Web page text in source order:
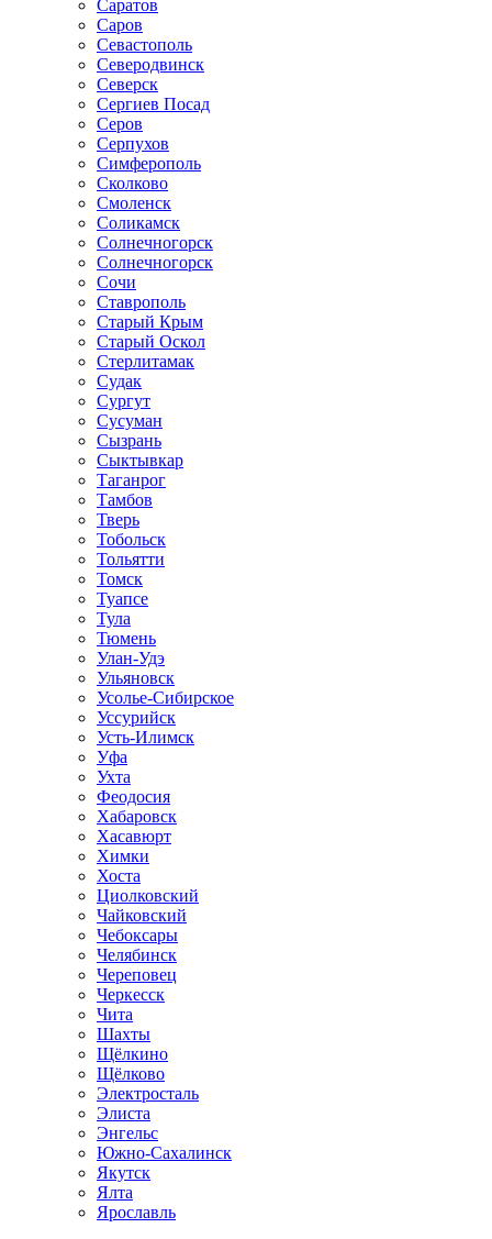
Саратов
Саров
Севастополь
Северодвинск
Северск
Сергиев Посад
Серов
Серпухов
Симферополь
Сколково
Смоленск
Соликамск
Солнечногорск
Солнечногорск
Сочи
Ставрополь
Старый Крым
Старый Оскол
Стерлитамак
Судак
Сургут
Сусуман
Сызрань
Сыктывкар
Таганрог
Тамбов
Тверь
Тобольск
Тольятти
Томск
Туапсе
Тула
Тюмень
Улан-Удэ
Ульяновск
Усолье-Сибирское
Уссурийск
Усть-Илимск
Уфа
Ухта
Феодосия
Хабаровск
Хасавюрт
Химки
Хоста
Циолковский
Чайковский
Чебоксары
Челябинск
Череповец
Черкесск
Чита
Шахты
Щёлкино
Щёлково
Электросталь
Элиста
Энгельс
Южно-Сахалинск
Якутск
Ялта
Ярославль